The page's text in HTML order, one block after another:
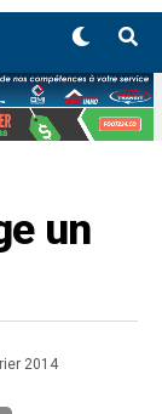
un
2014